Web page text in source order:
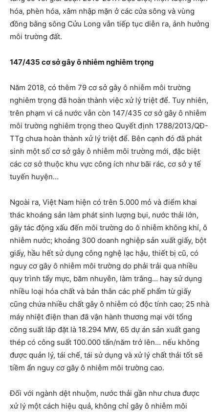
hóa, phèn hóa, xâm nhập mặn ở các cửa sông và vùng
đồng bằng sông Cửu Long vẫn tiếp tục diễn ra, ảnh hưởng
môi trường đất.
147/435 cơ sở gây ô nhiễm nghiêm trọng
Năm 2018, có thêm 79 cơ sở gây ô nhiễm môi trường
nghiêm trọng đã hoàn thành việc xử lý triệt để. Tuy nhiên,
trên phạm vi cả nước vẫn còn 147/435 cơ sở gây ô nhiễm
môi trường nghiêm trọng theo Quyết định 1788/2013/QĐ-
TTg chưa hoàn thành xử lý triệt để. Bên cạnh đó đã phát
sinh một số cơ sở gây ô nhiễm môi trường mới, đặc biệt
các cơ sở thuộc khu vực công ích như bãi rác, cơ sở y tế
tuyến huyện…
Ngoài ra, Việt Nam hiện có trên 5.000 mỏ và điểm khai
thác khoáng sản làm phát sinh lượng bụi, nước thải lớn,
gây tác động xấu đến môi trường do ô nhiễm không khí, ô
nhiễm nước; khoảng 300 doanh nghiệp sản xuất giấy, bột
giấy, hầu hết sử dụng công nghệ lạc hậu, thiết bị cũ, có
nguy cơ gây ô nhiễm môi trường do phải trải qua nhiều
quy trình tẩy mực, băm nhuyễn, làm trắng… hay sử dụng
nhiều loại hóa chất và bản thân các phế phẩm từ giấy
cũng chứa nhiều chất gây ô nhiễm có độc tính cao; 25 nhà
máy nhiệt điện than đã vận hành thương mại với tổng
công suất lắp đặt là 18.294 MW, 65 dự án sản xuất gang
thép có công suất 100.000 tấn/năm trở lên… nếu không
được quản lý, tái chế, tái sử dụng và xử lý chất thải tốt sẽ
tiềm ẩn nguy cơ gây ô nhiễm môi trường cao.
Đối với ngành dệt nhuộm, nước thải gần như chưa được
xử lý một cách hiệu quả, không chỉ gây ô nhiễm môi